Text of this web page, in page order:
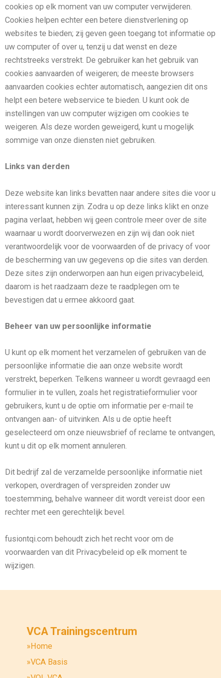
cookies op elk moment van uw computer verwijderen.
Cookies helpen echter een betere dienstverlening op
websites te bieden; zij geven geen toegang tot informatie op
uw computer of over u, tenzij u dat wenst en deze
rechtstreeks verstrekt. De gebruiker kan het gebruik van
cookies aanvaarden of weigeren; de meeste browsers
aanvaarden cookies echter automatisch, aangezien dit ons
helpt een betere webservice te bieden. U kunt ook de
instellingen van uw computer wijzigen om cookies te
weigeren. Als deze worden geweigerd, kunt u mogelijk
sommige van onze diensten niet gebruiken.
Links van derden
Deze website kan links bevatten naar andere sites die voor u
interessant kunnen zijn. Zodra u op deze links klikt en onze
pagina verlaat, hebben wij geen controle meer over de site
waarnaar u wordt doorverwezen en zijn wij dan ook niet
verantwoordelijk voor de voorwaarden of de privacy of voor
de bescherming van uw gegevens op die sites van derden.
Deze sites zijn onderworpen aan hun eigen privacybeleid,
daarom is het raadzaam deze te raadplegen om te
bevestigen dat u ermee akkoord gaat.
Beheer van uw persoonlijke informatie
U kunt op elk moment het verzamelen of gebruiken van de
persoonlijke informatie die aan onze website wordt
verstrekt, beperken. Telkens wanneer u wordt gevraagd een
formulier in te vullen, zoals het registratieformulier voor
gebruikers, kunt u de optie om informatie per e-mail te
ontvangen aan- of uitvinken. Als u de optie heeft
geselecteerd om onze nieuwsbrief of reclame te ontvangen,
kunt u dit op elk moment annuleren.
Dit bedrijf zal de verzamelde persoonlijke informatie niet
verkopen, overdragen of verspreiden zonder uw
toestemming, behalve wanneer dit wordt vereist door een
rechter met een gerechtelijk bevel.
fusiontqi.com behoudt zich het recht voor om de
voorwaarden van dit Privacybeleid op elk moment te
wijzigen.
VCA Trainingscentrum
»Home
»VCA Basis